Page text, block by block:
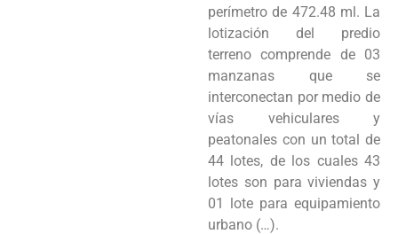
perímetro de 472.48 ml. La
lotización del predio
terreno comprende de 03
manzanas que se
interconectan por medio de
vías vehiculares y
peatonales con un total de
44 lotes, de los cuales 43
lotes son para viviendas y
01 lote para equipamiento
urbano (…).